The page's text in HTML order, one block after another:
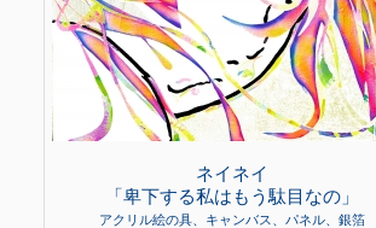
ネイネイ
「卑下する私はもう駄目なの」
アクリル絵の具、キャンバス、パネル、銀箔